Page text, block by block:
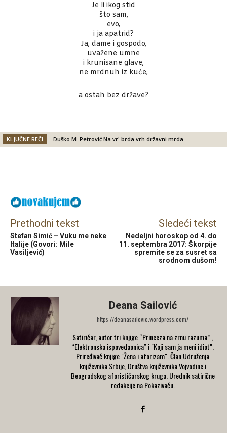
Je li ikog stid
što sam,
evo,
i ja apatrid?
Ja, dame i gospodo,
uvažene umne
i krunisane glave,
ne mrdnuh iz kuće,
a ostah bez države?
KLJUČNE REČI Duško M. Petrović Na vr' brda vrh državni mrda
Prethodni tekst
Stefan Simić – Vuku me neke
Italije (Govori: Mile
Vasiljević)
Sledeći tekst
Nedeljni horoskop od 4. do
11. septembra 2017: Škorpije
spremite se za susret sa
srodnom dušom!
Deana Sailović
https://deanasailovic.wordpress.com/
Satiričar, autor tri knjige “Princeza na zrnu razuma” ,
“Elektronska ispovedaonica” i "Koji sam ja meni idiot".
Priređivač knjige "Žena i aforizam". Član Udruženja
književnika Srbije, Društva književnika Vojvodine i
Beogradskog aforističarskog kruga. Urednik satirične
redakcije na Pokazivaču.